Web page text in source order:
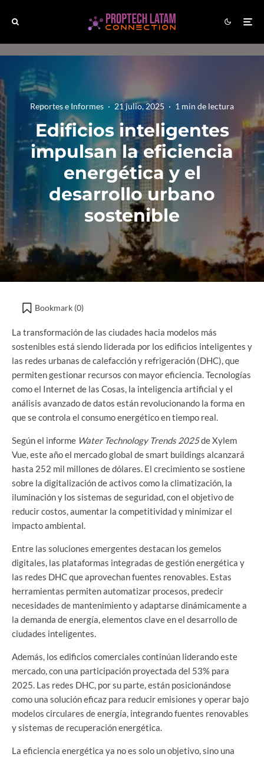
Reportes e Informes · 21 julio, 2025 · 1 min de lectura
Edificios inteligentes
impulsan la eficiencia
energética y el
desarrollo urbano
sostenible
Bookmark (0)
La transformación de las ciudades hacia modelos más
sostenibles está siendo liderada por los edificios inteligentes y
las redes urbanas de calefacción y refrigeración (DHC), que
permiten gestionar recursos con mayor eficiencia. Tecnologías
como el Internet de las Cosas, la inteligencia artificial y el
análisis avanzado de datos están revolucionando la forma en
que se controla el consumo energético en tiempo real.
Según el informe Water Technology Trends 2025de Xylem
Vue, este año el mercado global de smart buildings alcanzará
hasta 252 mil millones de dólares. El crecimiento se sostiene
sobre la digitalización de activos como la climatización, la
iluminación y los sistemas de seguridad, con el objetivo de
reducir costos, aumentar la competitividad y minimizar el
impacto ambiental.
Entre las soluciones emergentes destacan los gemelos
digitales, las plataformas integradas de gestión energética y
las redes DHC que aprovechan fuentes renovables. Estas
herramientas permiten automatizar procesos, predecir
necesidades de mantenimiento y adaptarse dinámicamente a
la demanda de energía, elementos clave en el desarrollo de
ciudades inteligentes.
Además, los edificios comerciales continúan liderando este
mercado, con una participación proyectada del 53% para
2025. Las redes DHC, por su parte, están posicionándose
como una solución eficaz para reducir emisiones y operar bajo
modelos circulares de energía, integrando fuentes renovables
y sistemas de recuperación energética.
La eficiencia energética ya no es solo un objetivo, sino una